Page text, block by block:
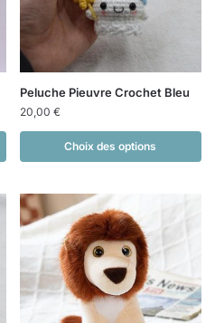
Peluche Pieuvre Crochet Bleu
20,00 €
Choix des options